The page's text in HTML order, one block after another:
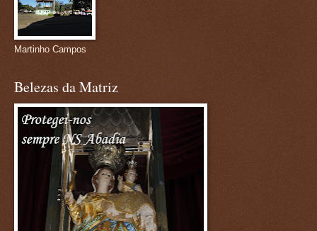
Martinho Campos
Belezas da Matriz